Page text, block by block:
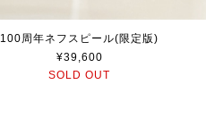
100周年ネフスピール(限定版)
¥39,600
SOLD OUT